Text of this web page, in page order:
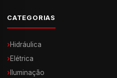
CATEGORIAS
›Hidráulica
›Elétrica
› Iluminação